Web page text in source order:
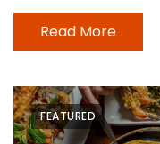
FACEBOOK
TIMELINE
Read More
FEATURED